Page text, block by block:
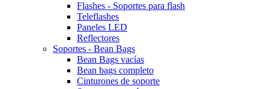
Flashes - Soportes para flash
Teleflashes
Paneles LED
Reflectores
Soportes - Bean Bags
Bean Bags vacías
Bean bags completo
Cinturones de soporte